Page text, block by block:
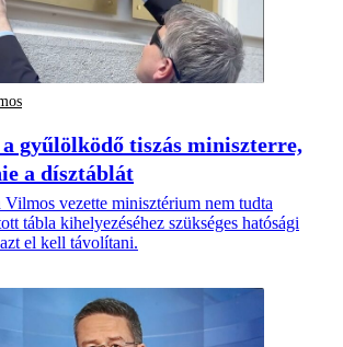
gyűlölködő tiszás miniszterre,
a dísztáblát
vezette minisztérium nem tudta
tábla kihelyezéséhez szükséges hatósági
el kell távolítani.